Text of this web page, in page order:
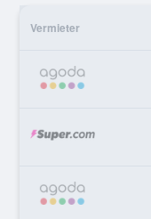
Vermieter